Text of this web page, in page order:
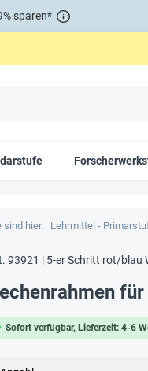
sparen*
sind hier: Lehrmittel -
93921 | 5-er Schritt rot/blau
Sofort verfügbar, Lieferzeit: 4-6